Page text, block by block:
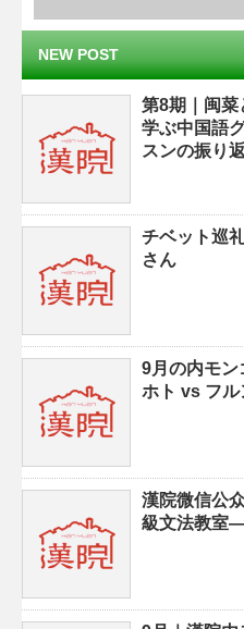
NEW POST
第8期｜闽菜
学ぶ中国語
スンの振り
チベット巡
さん
9月の内モン
ホト vs フル
漢院微信公
級文法教室